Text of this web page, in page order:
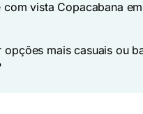
com vista Copacabana
opções mais casuais ou